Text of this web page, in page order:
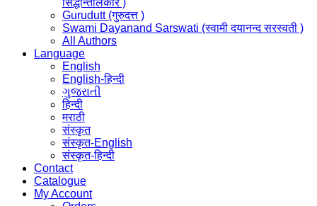
सिद्धान्तालंकार )
Gurudutt (गुरुदत्त )
Swami Dayanand Sarswati (स्वामी दयानन्द सरस्वती )
All Authors
Language
English
English-हिन्दी
ગુજરાતી
हिन्दी
मराठी
संस्कृत
संस्कृत-English
संस्कृत-हिन्दी
Contact
Catalogue
My Account